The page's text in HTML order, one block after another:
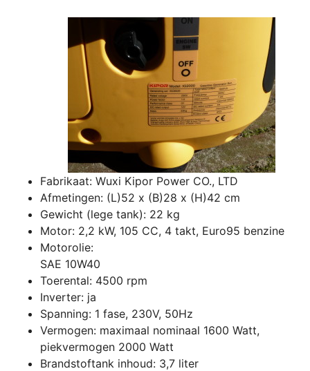
Fabrikaat: Wuxi Kipor Power CO., LTD
Afmetingen: (L)52 x (B)28 x (H)42 cm
Gewicht (lege tank): 22 kg
Motor: 2,2 kW, 105 CC, 4 takt, Euro95 benzine
Motorolie:
SAE 10W40
Toerental: 4500 rpm
Inverter: ja
Spanning: 1 fase, 230V, 50Hz
Vermogen: maximaal nominaal 1600 Watt,
piekvermogen 2000 Watt
Brandstoftank inhoud: 3,7 liter